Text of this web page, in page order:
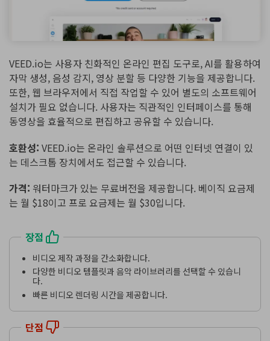
VEED.io는 사용자 친화적인 온라인 편집 도구로, AI를 활용하여
자막 생성, 음성 감지, 영상 분할 등 다양한 기능을 제공합니다.
또한, 웹 브라우저에서 직접 작업할 수 있어 별도의 소프트웨어
설치가 필요 없습니다. 사용자는 직관적인 인터페이스를 통해
동영상을 효율적으로 편집하고 공유할 수 있습니다.
호환성: VEED.io는 온라인 솔루션으로 어떤 인터넷 연결이 있
는 데스크톱 장치에서도 접근할 수 있습니다.
가격: 워터마크가 있는 무료버전을 제공합니다. 베이직 요금제
는 월 $18이고 프로 요금제는 월 $30입니다.
장점
비디오 제작 과정을 간소화합니다.
다양한 비디오 템플릿과 음악 라이브러리를 선택할 수 있습니
다.
빠른 비디오 렌더링 시간을 제공합니다.
단점